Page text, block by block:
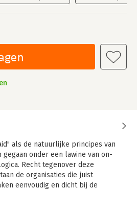
als de natuurlijke principes van
onder een lawine van on-
Recht tegenover deze
de organisaties die juist
eenvoudig en dicht bij de